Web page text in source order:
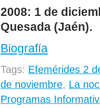
2008: 1 de
Quesada (Jaén).
Biografía
Tags: Efemérides 2
de noviembre, La
Programas